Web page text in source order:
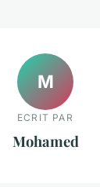
M
ECRIT PAR
Mohamed